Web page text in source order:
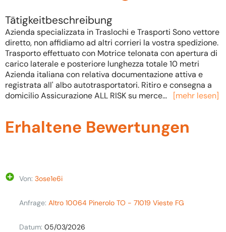
Tätigkeitbeschreibung
Azienda specializzata in Traslochi e Trasporti Sono vettore
diretto, non affidiamo ad altri corrieri la vostra spedizione.
Trasporto effettuato con Motrice telonata con apertura di
carico laterale e posteriore lunghezza totale 10 metri
Azienda italiana con relativa documentazione attiva e
registrata all' albo autotrasportatori. Ritiro e consegna a
domicilio Assicurazione ALL RISK su merce... [mehr lesen]
Erhaltene Bewertungen
Von: 3ose1e6i
Anfrage: Altro 10064 Pinerolo TO - 71019 Vieste FG
Datum: 05/03/2026